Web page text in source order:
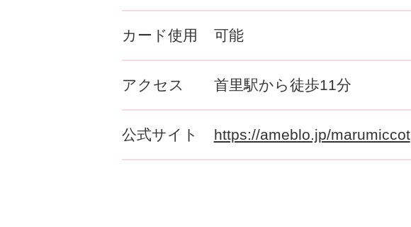
カード使用 可能
アクセス 首里駅から徒歩11分
公式サイト https://ameblo.jp/marumiccot